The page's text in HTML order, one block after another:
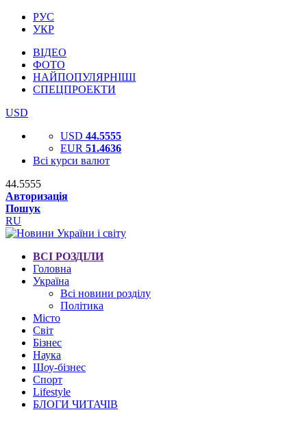
РУС
УКР
ВІДЕО
ФОТО
НАЙПОПУЛЯРНІШІ
СПЕЦПРОЕКТИ
USD
USD 44.5555
EUR 51.4636
Всі курси валют
44.5555
Авторизація
Пошук
RU
ВСІ РОЗДІЛИ
Головна
Україна
Всі новини розділу
Політика
Місто
Світ
Бізнес
Наука
Шоу-бізнес
Спорт
Lifestyle
БЛОГИ ЧИТАЧІВ